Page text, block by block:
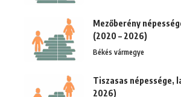
Mezőberény
(2020 – 2026)
Békés vármegye
Tiszasas népessége,
2026)